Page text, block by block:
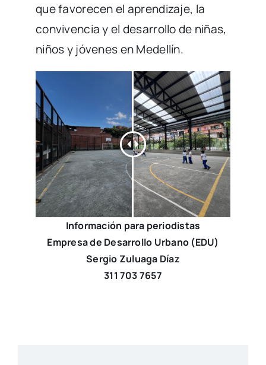
que favorecen el aprendizaje, la
convivencia y el desarrollo de niñas,
niños y jóvenes en Medellín.
Información para periodistas
Empresa de Desarrollo Urbano (EDU)
Sergio Zuluaga Díaz
311 703 7657